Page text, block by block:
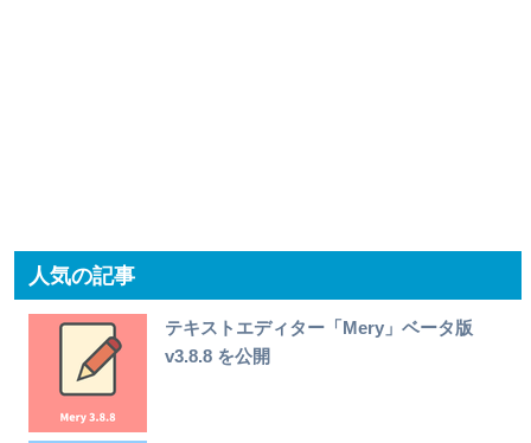
人気の記事
テキストエディター「Mery」ベータ版
v3.8.8 を公開